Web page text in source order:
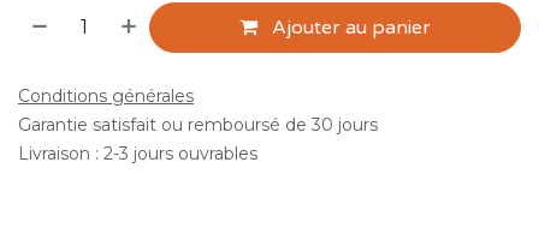
Ajouter au panier
Conditions générales
Garantie satisfait ou remboursé de 30 jours
Livraison : 2-3 jours ouvrables